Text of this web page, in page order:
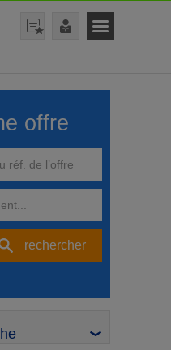
offre
rechercher